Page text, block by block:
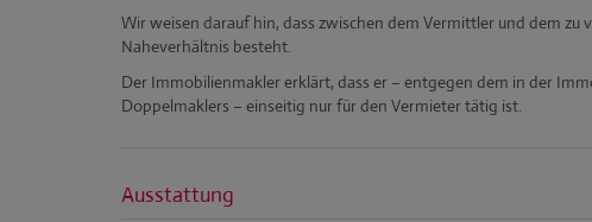
Wir weisen darauf hin, dass zwischen dem Vermittler und dem
Naheverhältnis besteht.
Der Immobilienmakler erklärt, dass er – entgegen dem in der
Doppelmaklers – einseitig nur für den Vermieter tätig ist.
Ausstattung